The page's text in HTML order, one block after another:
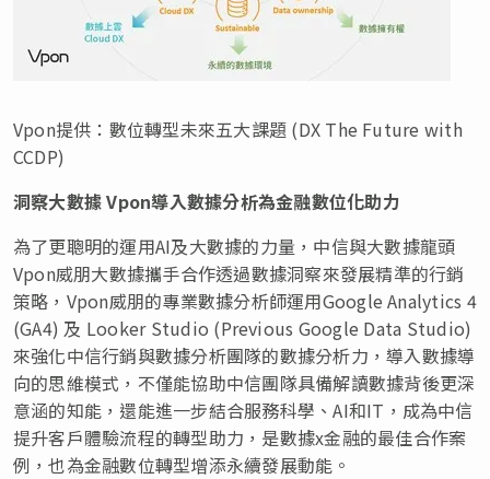
Vpon提供：數位轉型未來五大課題 (DX The Future with
CCDP)
洞察大數據Vpon導入數據分析為金融數位化助力
為了更聰明的運用AI及大數據的力量，中信與大數據龍頭
Vpon威朋大數據攜手合作透過數據洞察來發展精準的行銷
策略，Vpon威朋的專業數據分析師運用Google Analytics 4
(GA4) 及 Looker Studio (Previous Google Data Studio)
來強化中信行銷與數據分析團隊的數據分析力，導入數據導
向的思維模式，不僅能協助中信團隊具備解讀數據背後更深
意涵的知能，還能進一步結合服務科學、AI和IT，成為中信
提升客戶體驗流程的轉型助力，是數據x金融的最佳合作案
例，也為金融數位轉型增添永續發展動能。